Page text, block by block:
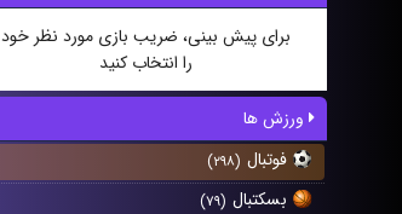
برای پیش بینی، ضریب بازی مورد نظر خود
را انتخاب کنید
ورزش ها
فوتبال (۲۹۸)
بسکتبال (۷۹)